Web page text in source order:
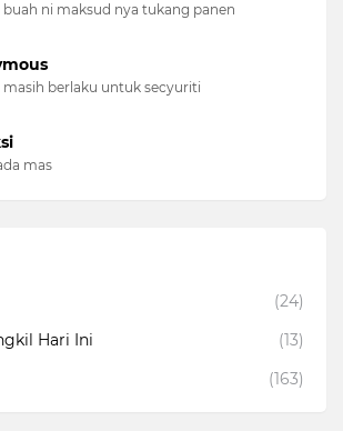
ni maksud nya tukang panen
masih berlaku untuk secyuriti
mas
(24)
Hari Ini
(13)
(163)